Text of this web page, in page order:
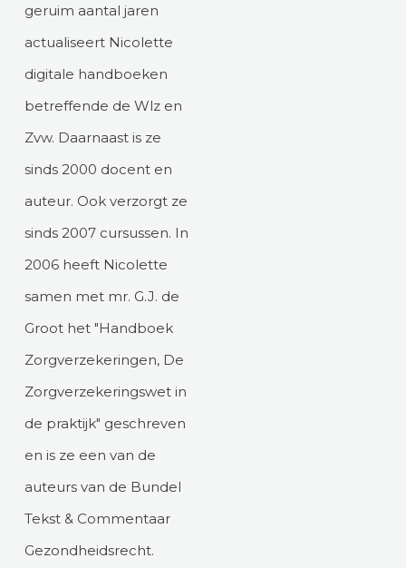
geruim aantal jaren
actualiseert Nicolette
digitale handboeken
betreffende de Wlz en
Zvw. Daarnaast is ze
sinds 2000 docent en
auteur. Ook verzorgt ze
sinds 2007 cursussen. In
2006 heeft Nicolette
samen met mr. G.J. de
Groot het "Handboek
Zorgverzekeringen, De
Zorgverzekeringswet in
de praktijk" geschreven
en is ze een van de
auteurs van de Bundel
Tekst & Commentaar
Gezondheidsrecht.